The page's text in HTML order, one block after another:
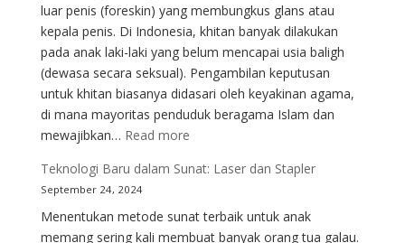
Apakah
Perlu?
luar penis (foreskin) yang membungkus glans atau
kepala penis. Di Indonesia, khitan banyak dilakukan
pada anak laki-laki yang belum mencapai usia baligh
(dewasa secara seksual). Pengambilan keputusan
untuk khitan biasanya didasari oleh keyakinan agama,
di mana mayoritas penduduk beragama Islam dan
mewajibkan… Read more:
Metode
di
Berbagai
Teknologi Baru dalam Sunat: Laser dan Stapler
September 24, 2024
Menentukan metode sunat terbaik untuk anak
memang sering kali membuat banyak orang tua galau.